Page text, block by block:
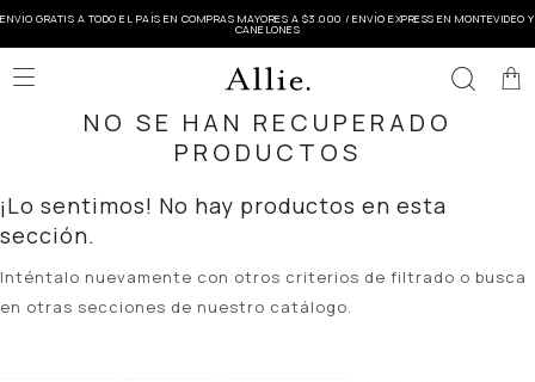
ENVÍO GRATIS A TODO EL PAÍS EN COMPRAS MAYORES A $3.000 / ENVÍO EXPRESS EN MONTEVIDEO Y
CANELONES

NO SE HAN RECUPERADO
PRODUCTOS
¡Lo sentimos! No hay productos en esta
sección.
Inténtalo nuevamente con otros criterios de filtrado o busca
en otras secciones de nuestro catálogo.